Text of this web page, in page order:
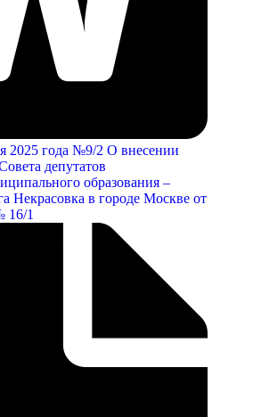
2025 года №9/2 О внесении
депутатов
образования –
Некрасовка в городе Москве от
16/1